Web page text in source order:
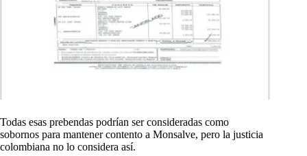
Todas esas prebendas podrían ser consideradas como
sobornos para mantener contento a Monsalve, pero la justicia
colombiana no lo considera así.